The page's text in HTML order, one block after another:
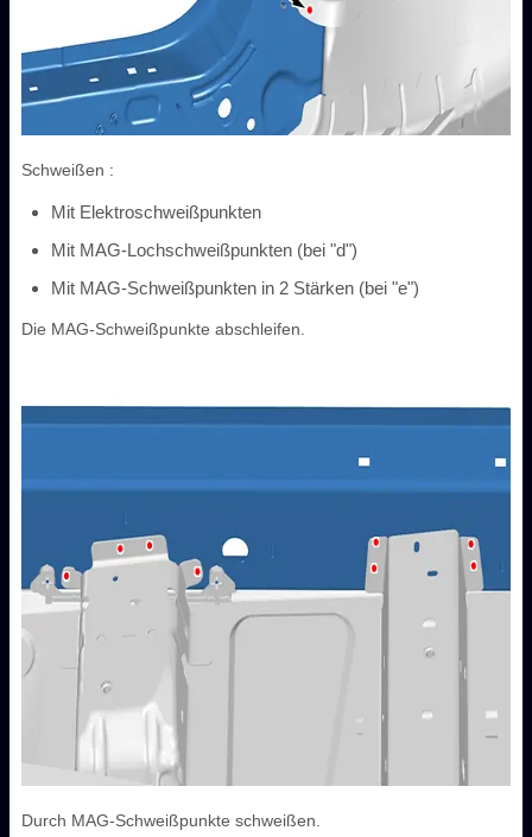
Schweißen :
Mit Elektroschweißpunkten
Mit MAG-Lochschweißpunkten (bei "d")
Mit MAG-Schweißpunkten in 2 Stärken (bei "e")
Die MAG-Schweißpunkte abschleifen.
Durch MAG-Schweißpunkte schweißen.